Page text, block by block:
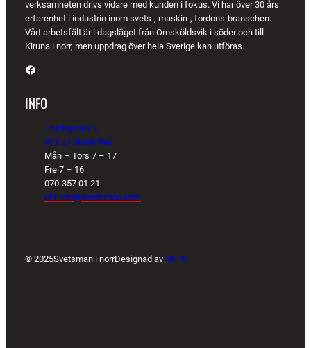
verksamheten drivs vidare med kunden i fokus. Vi har över 30 års
erfarenhet i industrin inom svets-, maskin-, fordons-branschen.
Vårt arbetsfält är i dagsläget från Örnsköldsvik i söder och till
Kiruna i norr, men uppdrag över hela Sverige kan utföras.
Facebook
INFO
Truckgatan 1,
931 27 Skellefteå
Mån – Tors 7 – 17
Fre 7 – 16
070-357 01 21
christer@svetsman.com
© 2025Svetsman i norrDesignad av SNPS